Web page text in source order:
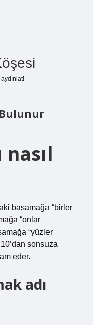
Bulunur
basamağa “birler
“onlar
“yüzler
sonsuza
eder.
adı